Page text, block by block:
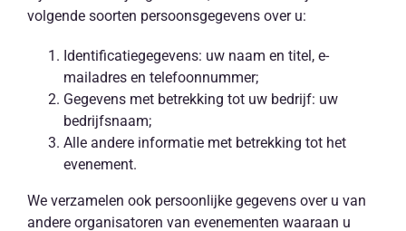
volgende soorten persoonsgegevens over u:
Identificatiegegevens: uw naam en titel, e-
mailadres en telefoonnummer;
Gegevens met betrekking tot uw bedrijf: uw
bedrijfsnaam;
Alle andere informatie met betrekking tot het
evenement.
We verzamelen ook persoonlijke gegevens over u van
andere organisatoren van evenementen waaraan u